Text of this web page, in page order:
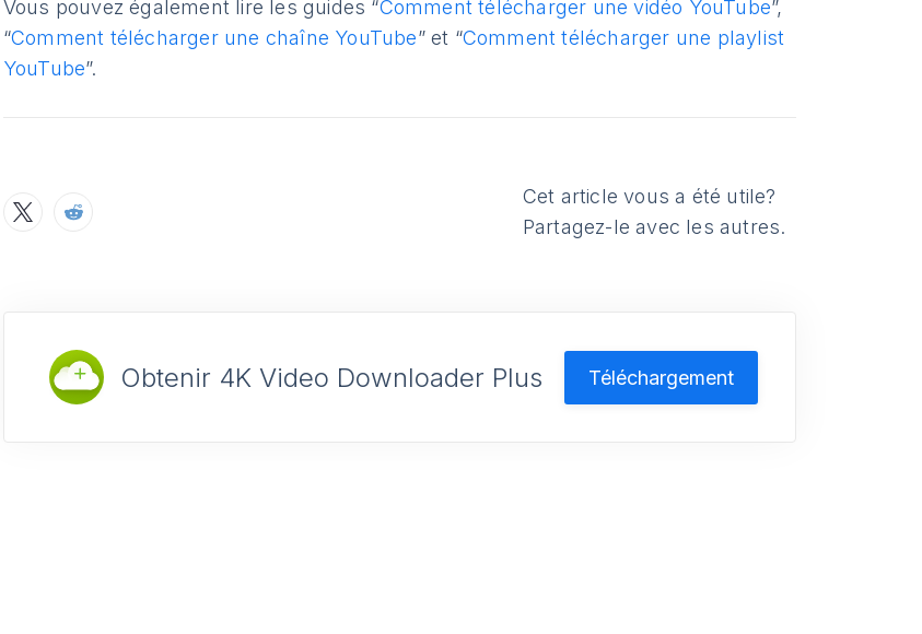
Vous pouvez également lire les guides “Comment télécharger une vidéo YouTube”,
“Comment télécharger une chaîne YouTube” et “Comment télécharger une playlist
YouTube”.
Cet article vous a été utile?
Partagez-le avec les autres.
Obtenir 4K Video Downloader Plus Téléchargement